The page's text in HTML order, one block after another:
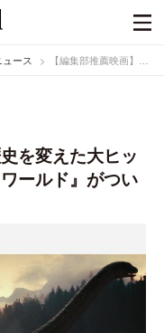
ース 【編集部推薦映画】映画の歴史を変えた大ヒットシリーズ『ジュラシック・ワールド』がついに完結
を変えた大ヒッ
ールド』がつい